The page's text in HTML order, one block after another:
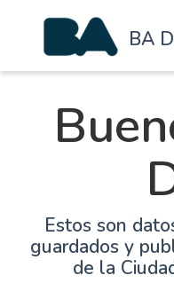
BA
Estos son
guardados y
de la